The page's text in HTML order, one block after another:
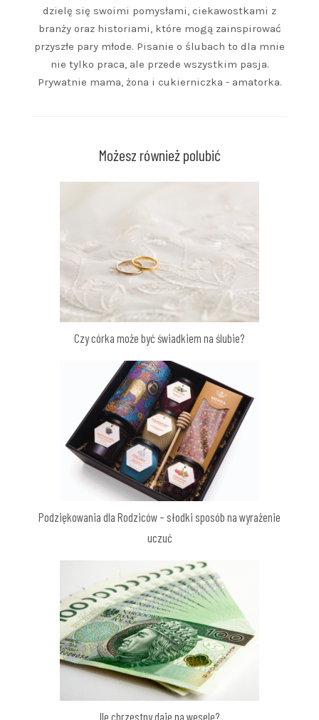
dzielę się swoimi pomysłami, ciekawostkami z
branży oraz historiami, które mogą zainspirować
przyszłe pary młode. Pisanie o ślubach to dla mnie
nie tylko praca, ale przede wszystkim pasja.
Prywatnie mama, żona i cukierniczka - amatorka.
Możesz również polubić
Czy córka może być świadkiem na ślubie?
Podziękowania dla Rodziców – słodki sposób na wyrażenie
uczuć
Ile chrzestny daje na wesele?